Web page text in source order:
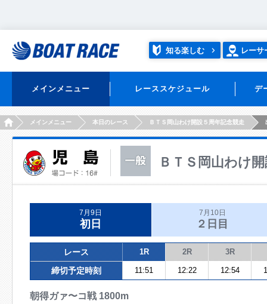
知る楽しむ レーサ
メインメニュー レーススケジュール デ
HOMEメインメニュー 本日のレース ＢＴＳ岡山わけ開設５周年記念競走
ＢＴＳ岡山わけ
7月9日
初日
7月10日
２日目
レース 1R 2R 3R
締切予定時刻 11:51 12:22 12:54
朝得ガァ〜コ戦 1800m